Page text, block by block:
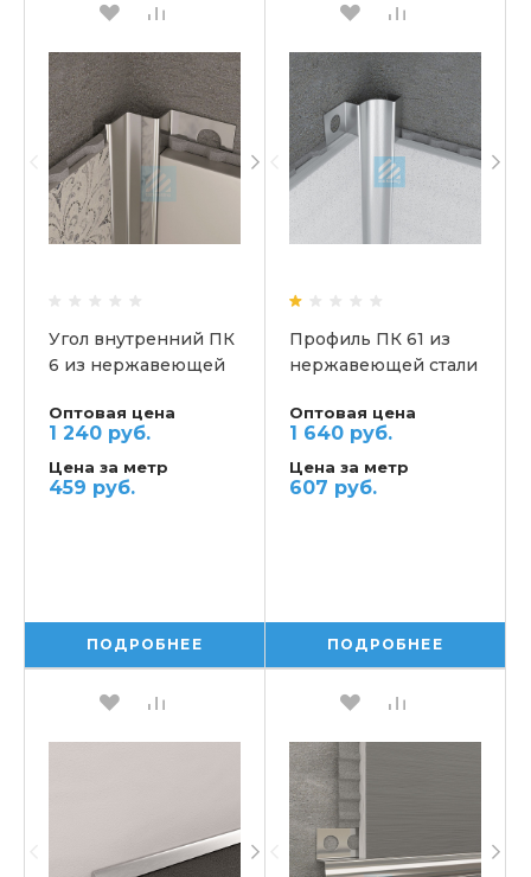
Угол внутренний ПК
6 из нержавеющей
Оптовая цена
1 240 руб.
Цена за метр
459 руб.
ПОДРОБНЕЕ
Профиль ПК 61 из
нержавеющей стали
Оптовая цена
1 640 руб.
Цена за метр
607 руб.
ПОДРОБНЕЕ